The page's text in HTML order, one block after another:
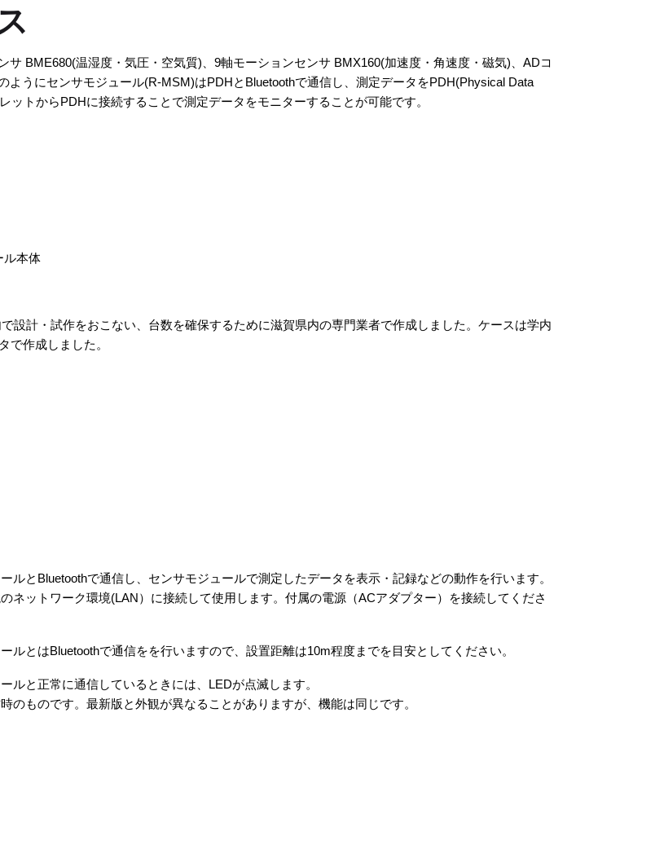
BME680(温湿度・気圧・空気質)、9軸モーションセンサ BMX160(加速度・角速度・磁気)、ADコ
ようにセンサモジュール(R-MSM)はPDHとBluetoothで通信し、測定データをPDH(Physical Data
トからPDHに接続することで測定データをモニターすることが可能です。
ル本体
設計・試作をおこない、台数を確保するために滋賀県内の専門業者で作成しました。ケースは学内
で作成しました。
ルとBluetoothで通信し、センサモジュールで測定したデータを表示・記録などの動作を行います。
ネットワーク環境(LAN）に接続して使用します。付属の電源（ACアダプター）を接続してくださ
ルとはBluetoothで通信をを行いますので、設置距離は10m程度までを目安としてください。
ルと正常に通信しているときには、LEDが点滅します。
のものです。最新版と外観が異なることがありますが、機能は同じです。